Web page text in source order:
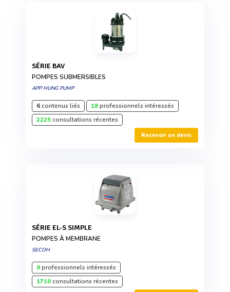
SÉRIE BAV
POMPES SUBMERSIBLES
APP HUNG PUMP
6contenus liés 18professionnels intéressés
2225consultations récentes
Recevoir un devis
SÉRIE EL-S SIMPLE
POMPES À MEMBRANE
SECOH
9professionnels intéressés
1710consultations récentes